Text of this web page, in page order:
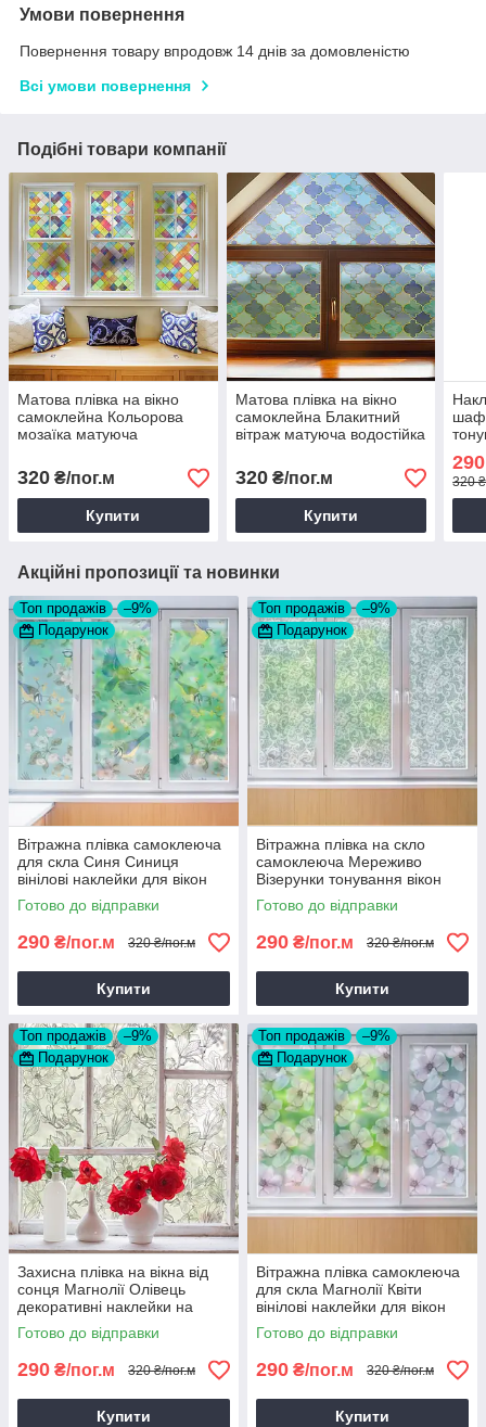
Умови повернення
Повернення товару впродовж 14 днів за домовленістю
Всі умови повернення
Подібні товари компанії
Матова плівка на вікно
самоклейна Кольорова
мозаїка матуюча
шафи 1 пог.м 1000х1000
мм
320 ₴/пог.м
Купити
Матова плівка на вікно
самоклейна Блакитний
вітраж матуюча водостійка
пог.м 1000х1000 мм
320₴/пог.м
Купити
290
320
Акційні пропозиції та новинки
Топ продажів
–9%
Подарунок
Вітражна плівка самоклеюча
для скла Синя Синиця
вінілові наклейки для вікон
дзеркала 1 пог.м
Готово до відправки
290 ₴/пог.м 320 ₴/пог.м
Купити
Топ продажів
–9%
Подарунок
Вітражна плівка на скло
самоклеюча Мереживо
Візерунки тонування вікон
орнамент наклейка для вікна
1 пог.м
Готово до відправки
290 ₴/пог.м 320 ₴/пог.м
Купити
Топ продажів
–9%
Подарунок
Захисна плівка на вікна від
сонця Магнолії Олівець
декоративні наклейки на
дзеркало вітрину квіти 1 пог.м
Готово до відправки
290 ₴/пог.м 320 ₴/пог.м
Купити
Топ продажів
–9%
Подарунок
Вітражна плівка самоклеюча
для скла Магнолії Квіти
вінілові наклейки для вікон
дзеркала 1 пог.м
Готово до відправки
290 ₴/пог.м 320 ₴/пог.м
Купити